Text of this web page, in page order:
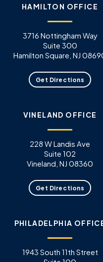
HAMILTON OFFICE
3716 Nottingham Way
Suite 300
Hamilton Square, NJ
Get Directions
VINELAND OFFICE
228 W Landis Ave
Suite 102
Vineland, NJ 08360
Get Directions
PHILADELPHIA
1943 South 11th Street